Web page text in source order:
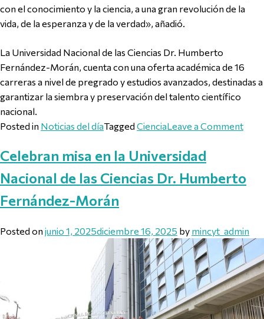
con el conocimiento y la ciencia, a una gran revolución de la
vida, de la esperanza y de la verdad», añadió.
La Universidad Nacional de las Ciencias Dr. Humberto
Fernández-Morán, cuenta con una oferta académica de 16
carreras a nivel de pregrado y estudios avanzados, destinadas a
garantizar la siembra y preservación del talento científico
nacional.
Posted in Noticias del díaTagged CienciaLeave a Commenton
Celebran misa en la Universidad
Nacional de las Ciencias Dr. Humberto
Fernández-Morán
Posted on junio 1, 2025diciembre 16, 2025 by mincyt_admin